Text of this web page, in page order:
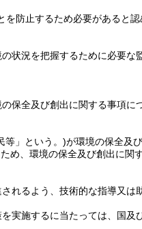
防止するため必要があると
状況を把握するために必要な
保全及び創出に関する事項
等」という。)が環境の保全及
め、環境の保全及び創出に関
るよう、技術的な指導又は
実施するに当たっては、国及